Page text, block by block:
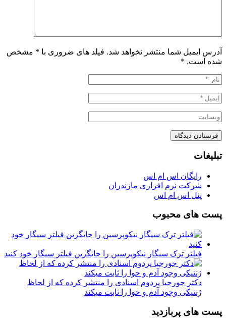
آدرس ایمیل شما منتشر نخواهد شد. فیلد های ضروری با * مشخص
شده است. *
تبلیغات
رایگان اس ام اس
شرکت نرم افزاری مازندران
پنل اس ام اس
پست های محبوب
فیلتر ترک سیگار نیکوپرسین را جایگزین فیلتر سیگار خود کنید
دکتر جورجیا پردوم اسنادی را منتشر کرده که از لحاظ
ژنتیکی وجود آدم و حوا را ثابت میکند
پست های پربازدید